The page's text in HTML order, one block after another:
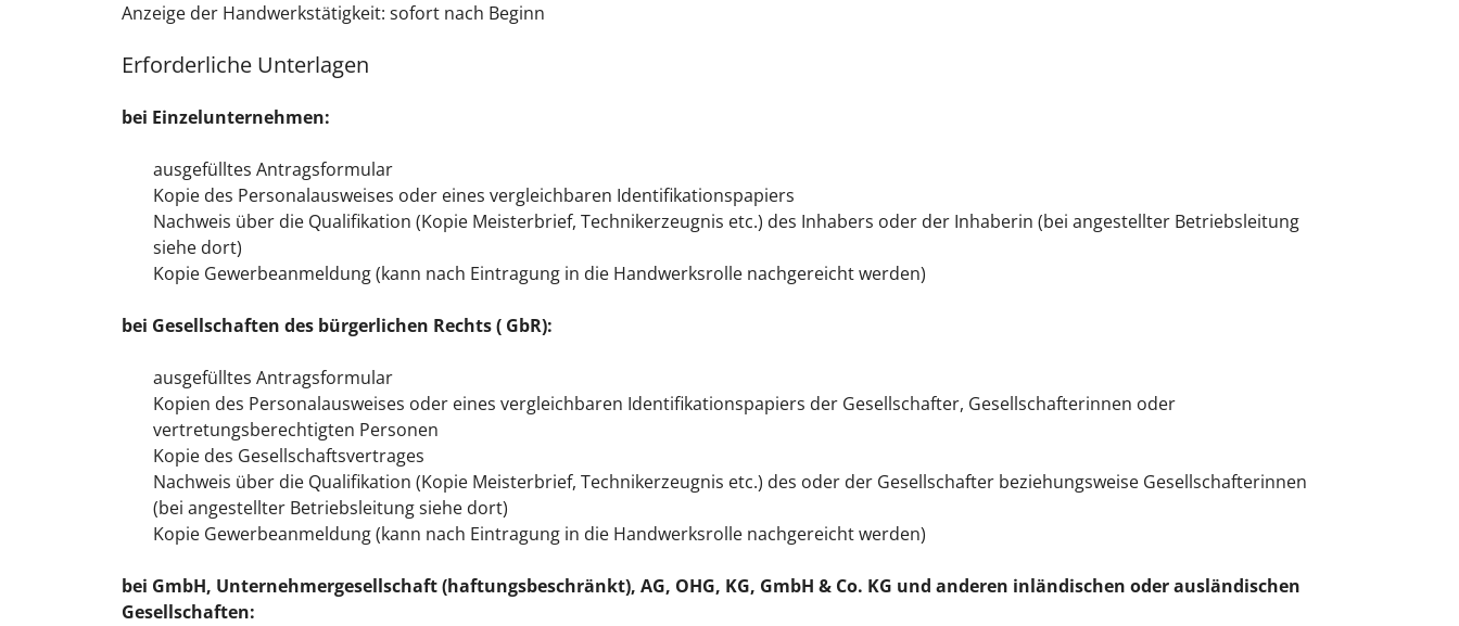
Anzeige der Handwerkstätigkeit: sofort nach Beginn
Erforderliche Unterlagen
bei Einzelunternehmen:
ausgefülltes Antragsformular
Kopie des Personalausweises oder eines vergleichbaren Identifikationspapiers
Nachweis über die Qualifikation (Kopie Meisterbrief, Technikerzeugnis etc.) des Inhabers oder der Inhaberin (bei angestellter Betriebsleitung
siehe dort)
Kopie Gewerbeanmeldung (kann nach Eintragung in die Handwerksrolle nachgereicht werden)
bei Gesellschaften des bürgerlichen Rechts ( GbR):
ausgefülltes Antragsformular
Kopien des Personalausweises oder eines vergleichbaren Identifikationspapiers der Gesellschafter, Gesellschafterinnen oder
vertretungsberechtigten Personen
Kopie des Gesellschaftsvertrages
Nachweis über die Qualifikation (Kopie Meisterbrief, Technikerzeugnis etc.) des oder der Gesellschafter beziehungsweise Gesellschafterinnen
(bei angestellter Betriebsleitung siehe dort)
Kopie Gewerbeanmeldung (kann nach Eintragung in die Handwerksrolle nachgereicht werden)
bei GmbH, Unternehmergesellschaft (haftungsbeschränkt), AG, OHG, KG, GmbH & Co. KG und anderen inländischen oder ausländischen
Gesellschaften: